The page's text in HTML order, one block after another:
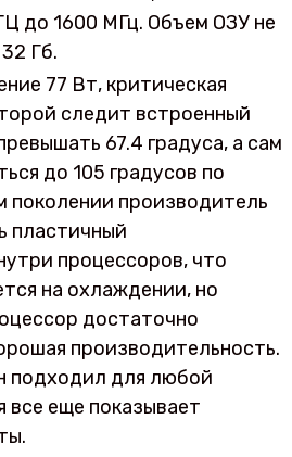
до 1600 МГц. Объем ОЗУ не
Гб.
77 Вт, критическая
следит встроенный
67.4 градуса, а сам
до 105 градусов по
поколении производитель
пластичный
процессоров, что
на охлаждении, но
достаточно
производительность.
подходил для любой
все еще показывает